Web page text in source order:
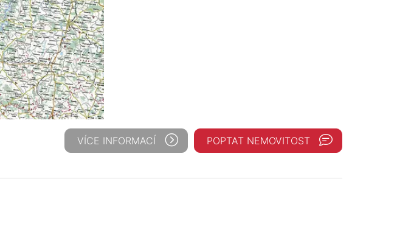
VÍCE INFORMACÍ POPTAT NEMOVITOST